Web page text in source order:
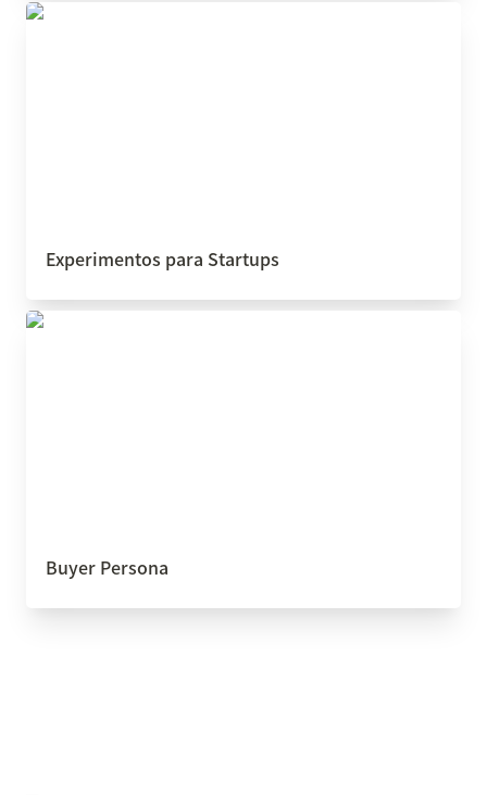
Experimentos para Startups
Experimentos para Startups
Buyer Persona
Buyer Persona